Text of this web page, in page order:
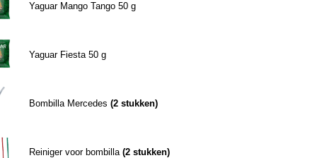
Yaguar Mango Tango 50 g
Yaguar Fiesta 50 g
Bombilla Mercedes (2 stukken)
Reiniger voor bombilla(2 stukken)